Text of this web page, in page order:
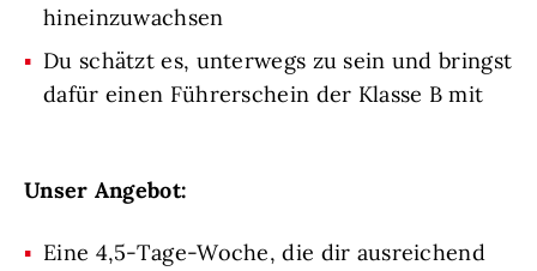
hineinzuwachsen
Du schätzt es, unterwegs zu sein und bringst
dafür einen Führerschein der Klasse B mit
Unser Angebot:
Eine 4,5-Tage-Woche, die dir ausreichend